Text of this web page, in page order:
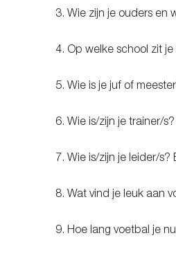
3. Wie zijn je ouders en
4. Op welke school zit
5. Wie is je juf of
6. Wie is/zijn je trainer/
7. Wie is/zijn je leider/s?
8. Wat vind je leuk aan
9. Hoe lang voetbal je